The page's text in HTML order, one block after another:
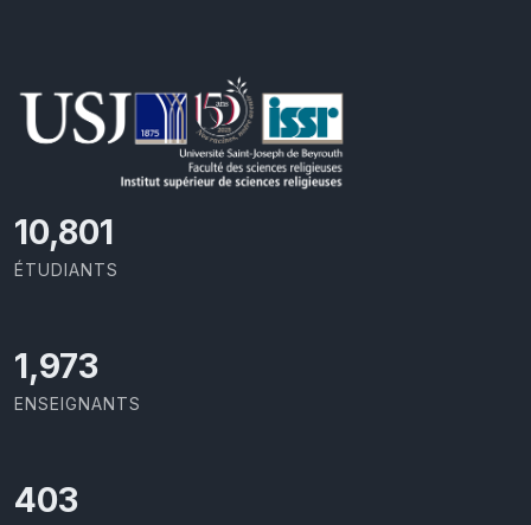
11,727
ÉTUDIANTS
2,142
ENSEIGNANTS
437